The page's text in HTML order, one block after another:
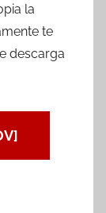
la
te
descarga